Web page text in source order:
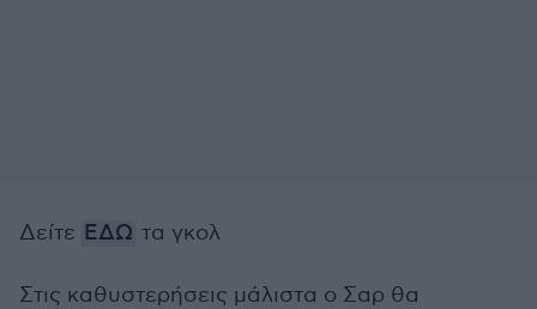
Δείτε ΕΔΩ τα γκολ
Στις καθυστερήσεις μάλιστα ο Σαρ θα